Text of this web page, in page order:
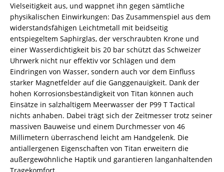
Vielseitigkeit aus, und wappnet ihn gegen sämtliche
physikalischen Einwirkungen: Das Zusammenspiel aus dem
widerstandsfähigen Leichtmetall mit beidseitig
entspiegeltem Saphirglas, der verschraubten Krone und
einer Wasserdichtigkeit bis 20 bar schützt das Schweizer
Uhrwerk nicht nur effektiv vor Schlägen und dem
Eindringen von Wasser, sondern auch vor dem Einfluss
starker Magnetfelder auf die Ganggenauigkeit. Dank der
hohen Korrosionsbeständigkeit von Titan können auch
Einsätze in salzhaltigem Meerwasser der P99 T Tactical
nichts anhaben. Dabei trägt sich der Zeitmesser trotz seiner
massiven Bauweise und einem Durchmesser von 46
Millimetern überraschend leicht am Handgelenk. Die
antiallergenen Eigenschaften von Titan erweitern die
außergewöhnliche Haptik und garantieren langanhaltenden